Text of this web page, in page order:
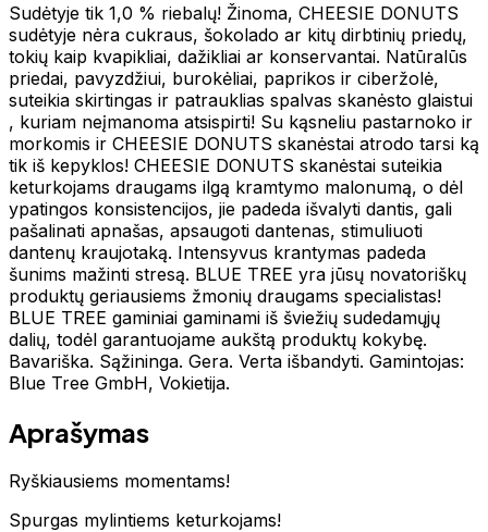
Sudėtyje tik 1,0 % riebalų! Žinoma, CHEESIE DONUTS
sudėtyje nėra cukraus, šokolado ar kitų dirbtinių priedų,
tokių kaip kvapikliai, dažikliai ar konservantai. Natūralūs
priedai, pavyzdžiui, burokėliai, paprikos ir ciberžolė,
suteikia skirtingas ir patrauklias spalvas skanėsto glaistui
, kuriam neįmanoma atsispirti! Su kąsneliu pastarnoko ir
morkomis ir CHEESIE DONUTS skanėstai atrodo tarsi ką
tik iš kepyklos! CHEESIE DONUTS skanėstai suteikia
keturkojams draugams ilgą kramtymo malonumą, o dėl
ypatingos konsistencijos, jie padeda išvalyti dantis, gali
pašalinati apnašas, apsaugoti dantenas, stimuliuoti
dantenų kraujotaką. Intensyvus krantymas padeda
šunims mažinti stresą. BLUE TREE yra jūsų novatoriškų
produktų geriausiems žmonių draugams specialistas!
BLUE TREE gaminiai gaminami iš šviežių sudedamųjų
dalių, todėl garantuojame aukštą produktų kokybę.
Bavariška. Sąžininga. Gera. Verta išbandyti. Gamintojas:
Blue Tree GmbH, Vokietija.
Aprašymas
Ryškiausiems momentams!
Spurgas mylintiems keturkojams!